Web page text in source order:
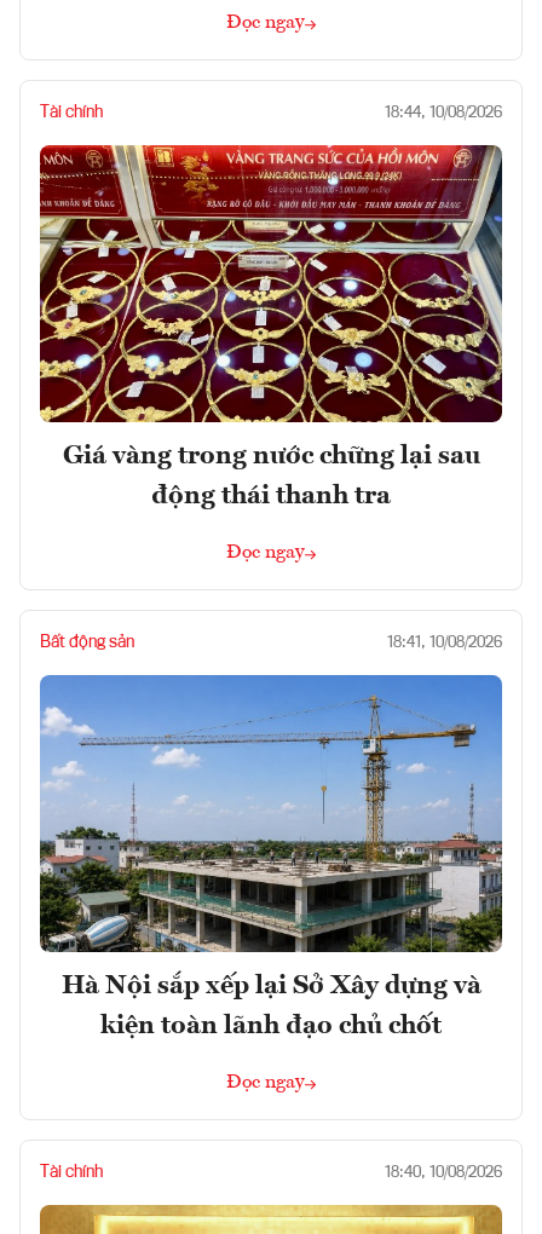
Đọc ngay
Tài chính 18:44, 10/08/2026
Giá vàng trong nước chững lại sau
động thái thanh tra
Đọc ngay
Bất động sản 18:41, 10/08/2026
Hà Nội sắp xếp lại Sở Xây dựng và
kiện toàn lãnh đạo chủ chốt
Đọc ngay
Tài chính 18:40, 10/08/2026